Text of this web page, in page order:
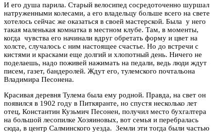
И его душа парила. Старый велосипед сосредоточенно шуршал
натруженными колесами, а его владельцу больше всего на свете
хотелось сейчас же оказаться в своей мастерской. Была у него
такая маленькая комнатка в местном клубе. Там, в моменты,
когда чувства его начинали вдруг обретать форму и цвет на
холсте, случалось с ним настоящее счастье. Но до встречи с
кистями и красками еще долгий и хлопотный день. Ничего не
поделаешь, надо поживей нажимать на педали, ведь люди ждут
писем, газет, бандеролей. Ждут его, тулемского почтальона
Владимира Песонена.
Красивая деревня Тулема была ему родной. Правда, на свет он
появился в 1902 году в Питкяранте, но спустя несколько лет
отец, Константин Кузьмич Песонен, получил место бухгалтера
на большой лесопилке Хозяиновых, вот семья и перебралась
сюда, в центр Салминского уезда. Земли эти тогда были частью